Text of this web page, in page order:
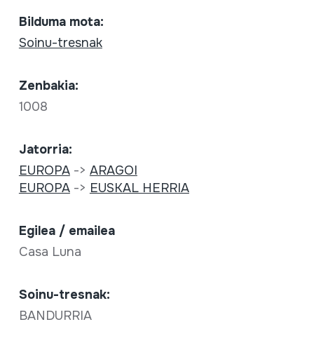
Bilduma mota:
Soinu-tresnak
Zenbakia:
1008
Jatorria:
EUROPA-> ARAGOI
EUROPA-> EUSKAL HERRIA
Egilea / emailea
Casa Luna
Soinu-tresnak:
BANDURRIA